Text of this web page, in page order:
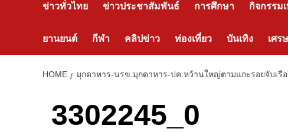
ข่าวทั่วไทย ข่าวประชาสัมพันธ์ การศึกษา กิจกรรม
ยานยนต์ กีฬา คลิปข่าว ท่องเที่ยว บันเทิง เศร
HOME มุกดาหาร-นรข.มุกดาหาร-ปค.หว้านใหญ่ตามแกะรอยจับเรื
3302245_0